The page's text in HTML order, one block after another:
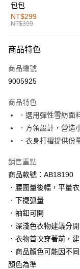
全家取貨付款
每筆NT$60，滿
付款後全家取貨
萊爾富取貨付款
付款後萊爾富取貨
每筆NT$60，滿
7-11取貨付款
每筆NT$60，滿
付款後7-11取貨
每筆NT$60，滿
宅配
每筆NT$120，滿
付款後門市自取
每筆NT$60，滿
包包
NT$299
NT$399
商品特色
商品編號
9005925
商品特色
．選用彈性雪紡面
．方領設計，營造
．衣身打褶提供份
銷售重點
商品款號：AB18190
．腰圍量後幅，平量
．下襬弧量
．袖釦可開
．深淺色衣物建議分
．衣物首次穿著前，
．商品顏色可能因不
顏色為準